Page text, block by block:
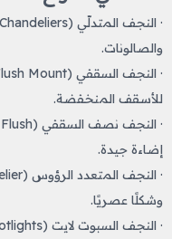
والصالونات.
للأسقف المنخفضة.
إضاءة جيدة.
وشكلًا عصريًا.